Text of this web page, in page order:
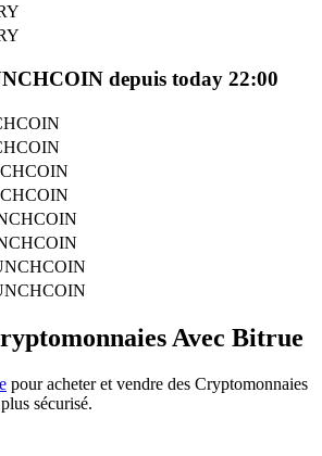
des bénéfices et des commissions de copy
y compris des informations
depuis today 22:00
Avec Bitrue
pour acheter et vendre des Cryptomonnaies
sécurisé.